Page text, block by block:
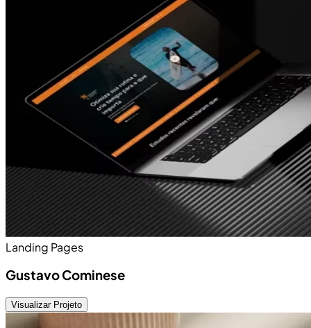
Landing Pages
Gustavo Cominese
Visualizar Projeto